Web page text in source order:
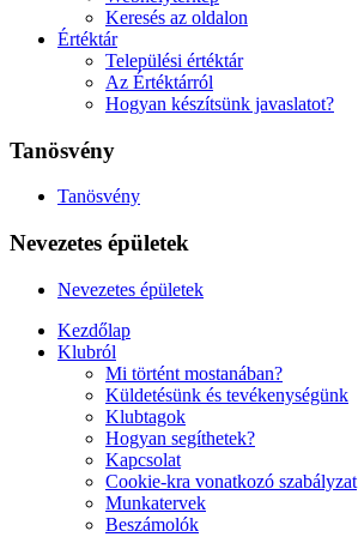
Keresés az oldalon
Értéktár
Települési értéktár
Az Értéktárról
Hogyan készítsünk javaslatot?
Tanösvény
Tanösvény
Nevezetes épületek
Nevezetes épületek
Kezdőlap
Klubról
Mi történt mostanában?
Küldetésünk és tevékenységünk
Klubtagok
Hogyan segíthetek?
Kapcsolat
Cookie-kra vonatkozó szabályzat
Munkatervek
Beszámolók